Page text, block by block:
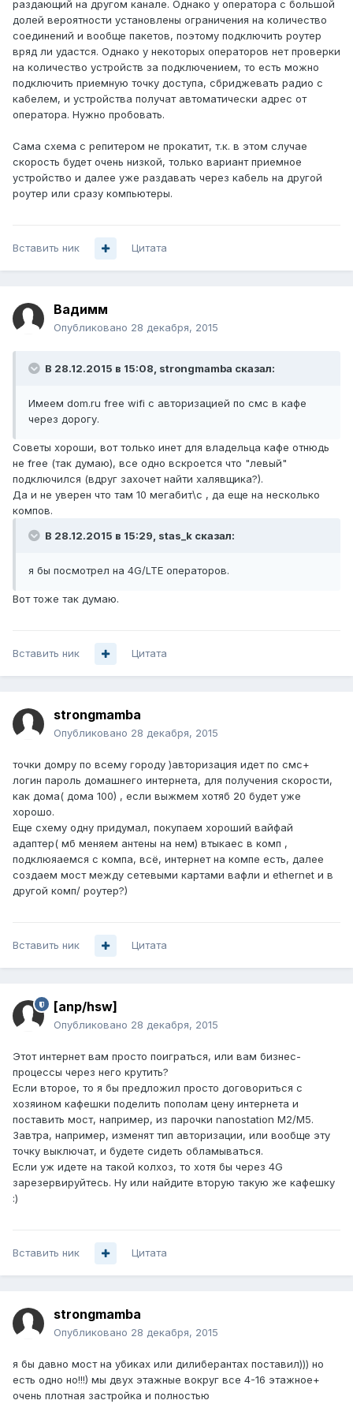
раздающий на другом канале. Однако у оператора с большой
долей вероятности установлены ограничения на количество
соединений и вообще пакетов, поэтому подключить роутер
вряд ли удастся. Однако у некоторых операторов нет проверки
на количество устройств за подключением, то есть можно
подключить приемную точку доступа, сбриджевать радио с
кабелем, и устройства получат автоматически адрес от
оператора. Нужно пробовать.
Сама схема с репитером не прокатит, т.к. в этом случае
скорость будет очень низкой, только вариант приемное
устройство и далее уже раздавать через кабель на другой
роутер или сразу компьютеры.
Вставить ник Цитата
Вадимм
Опубликовано 28 декабря, 2015
В 28.12.2015 в 15:08, strongmamba сказал:
Имеем dom.ru free wifi с авторизацией по смс в кафе
через дорогу.
Советы хороши, вот только инет для владельца кафе отнюдь
не free (так думаю), все одно вскроется что "левый"
подключился (вдруг захочет найти халявщика?).
Да и не уверен что там 10 мегабит\с , да еще на несколько
компов.
В 28.12.2015 в 15:29, stas_k сказал:
я бы посмотрел на 4G/LTE операторов.
Вот тоже так думаю.
Вставить ник Цитата
strongmamba
Опубликовано 28 декабря, 2015
точки домру по всему городу )авторизация идет по смс+
логин пароль домашнего интернета, для получения скорости,
как дома( дома 100) , если выжмем хотяб 20 будет уже
хорошо.
Еще схему одну придумал, покупаем хороший вайфай
адаптер( мб меняем антены на нем) втыкаес в комп ,
подклюяаемся с компа, всё, интернет на компе есть, далее
создаем мост между сетевыми картами вафли и ethernet и в
другой комп/ роутер?)
Вставить ник Цитата
[anp/hsw]
Опубликовано 28 декабря, 2015
Этот интернет вам просто поиграться, или вам бизнес-
процессы через него крутить?
Если второе, то я бы предложил просто договориться с
хозяином кафешки поделить пополам цену интернета и
поставить мост, например, из парочки nanostation M2/M5.
Завтра, например, изменят тип авторизации, или вообще эту
точку выключат, и будете сидеть обламываться.
Если уж идете на такой колхоз, то хотя бы через 4G
зарезервируйтесь. Ну или найдите вторую такую же кафешку
:)
Вставить ник Цитата
strongmamba
Опубликовано 28 декабря, 2015
я бы давно мост на убиках или дилиберантах поставил))) но
есть одно но!!!) мы двух этажные вокруг все 4-16 этажное+
очень плотная застройка и полностью